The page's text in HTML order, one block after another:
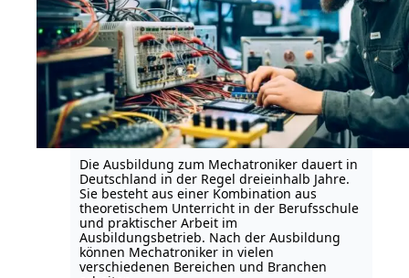
Die Ausbildung zum Mechatroniker dauert in
Deutschland in der Regel dreieinhalb Jahre.
Sie besteht aus einer Kombination aus
theoretischem Unterricht in der Berufsschule
und praktischer Arbeit im
Ausbildungsbetrieb. Nach der Ausbildung
können Mechatroniker in vielen
verschiedenen Bereichen und Branchen